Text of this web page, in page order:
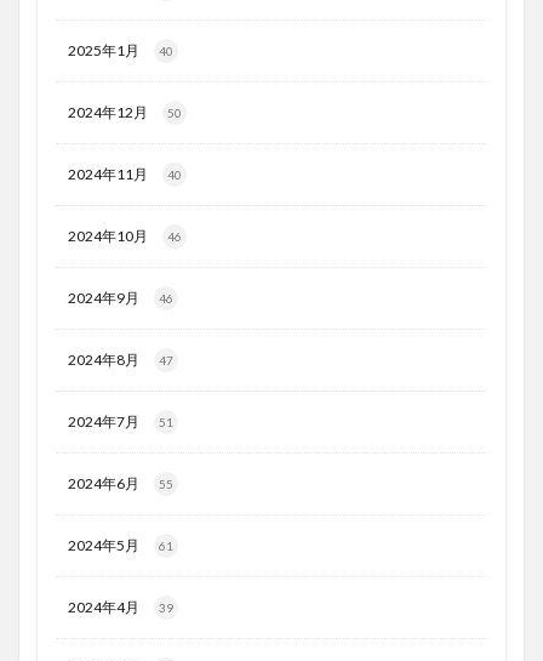
2025年1月 40
2024年12月 50
2024年11月 40
2024年10月 46
2024年9月 46
2024年8月 47
2024年7月 51
2024年6月 55
2024年5月 61
2024年4月 39